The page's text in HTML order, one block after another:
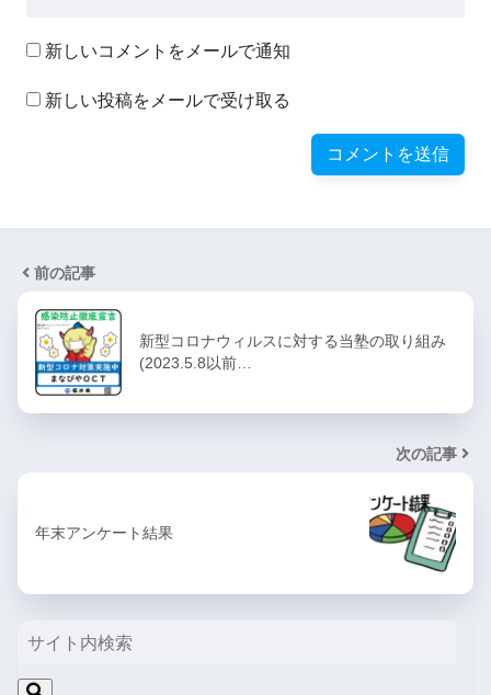
新しいコメントをメールで通知
新しい投稿をメールで受け取る
前の記事
新型コロナウィルスに対する当塾の取り組み
(2023.5.8以前…
次の記事
年末アンケート結果